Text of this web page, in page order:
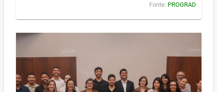
Fonte: PROGRAD